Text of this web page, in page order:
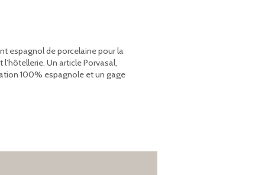
espagnol de porcelaine pour la
Un article Porvasal,
100% espagnole et un gage